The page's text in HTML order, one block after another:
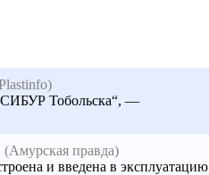
Тобольска“, —
(Амурская правда)
и введена в эксплуатацию